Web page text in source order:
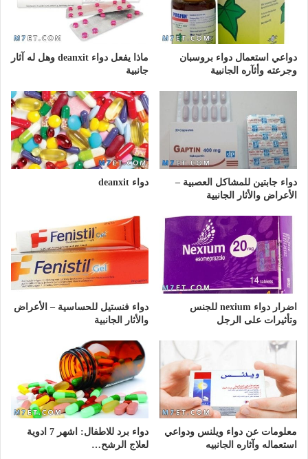
دواعي استعمال دواء بروسبان
وجرعته وأثآره الجانبية
ماذا يفعل دواء deanxit وهل له آثار
جانبية
دواء جابتين للمشاكل العصبية –
الأعراض والأثار الجانبية
دواء deanxit
اضرار دواء nexium للجنس
وتأثيرات على الرجل
دواء فنستيل للحساسية – الأعراض
والأثار الجانبية
معلومات عن دواء ويلنس ودواعي
استعماله وآثاره الجانبيه
دواء برد للاطفال: اشهر 7 ادوية
لعلاج الرشح…